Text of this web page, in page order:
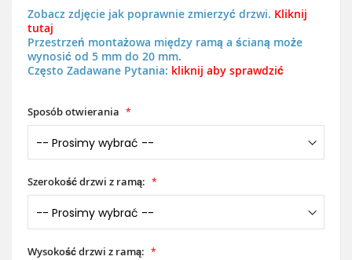
Zobacz zdjęcie jak poprawnie zmierzyć drzwi. Kliknij
tutaj
Przestrzeń montażowa między ramą a ścianą może
wynosić od 5 mm do 20 mm.
Często Zadawane Pytania: kliknij aby sprawdzić
Sposób otwierania
Szerokość drzwi z ramą:
Wysokość drzwi z ramą: